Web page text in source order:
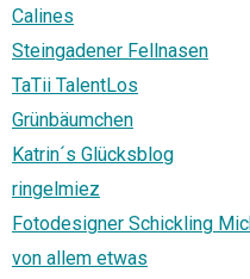
Calines
Steingadener Fellnasen
TaTii TalentLos
Grünbäumchen
Katrin´s Glücksblog
ringelmiez
Fotodesigner Schickling
von allem etwas